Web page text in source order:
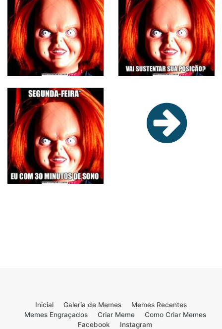
Inicial Galeria de Memes
Memes Recentes
Memes Engraçados
Criar Meme
Como Criar Memes
Facebook
Instagram